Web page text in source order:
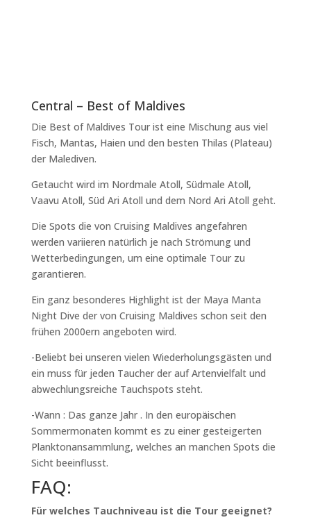
Central – Best of Maldives
Die Best of Maldives Tour ist eine Mischung aus viel
Fisch, Mantas, Haien und den besten Thilas (Plateau)
der Malediven.
Getaucht wird im Nordmale Atoll, Südmale Atoll,
Vaavu Atoll, Süd Ari Atoll und dem Nord Ari Atoll geht.
Die Spots die von Cruising Maldives angefahren
werden variieren natürlich je nach Strömung und
Wetterbedingungen, um eine optimale Tour zu
garantieren.
Ein ganz besonderes Highlight ist der Maya Manta
Night Dive der von Cruising Maldives schon seit den
frühen 2000ern angeboten wird.
-Beliebt bei unseren vielen Wiederholungsgästen und
ein muss für jeden Taucher der auf Artenvielfalt und
abwechlungsreiche Tauchspots steht.
-Wann : Das ganze Jahr . In den europäischen
Sommermonaten kommt es zu einer gesteigerten
Planktonansammlung, welches an manchen Spots die
Sicht beeinflusst.
FAQ:
Für welches Tauchniveau ist die Tour geeignet?